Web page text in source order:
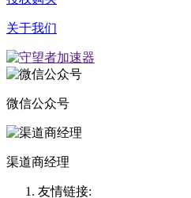
关于我们
微信公众号
渠道商经理
友情链接: